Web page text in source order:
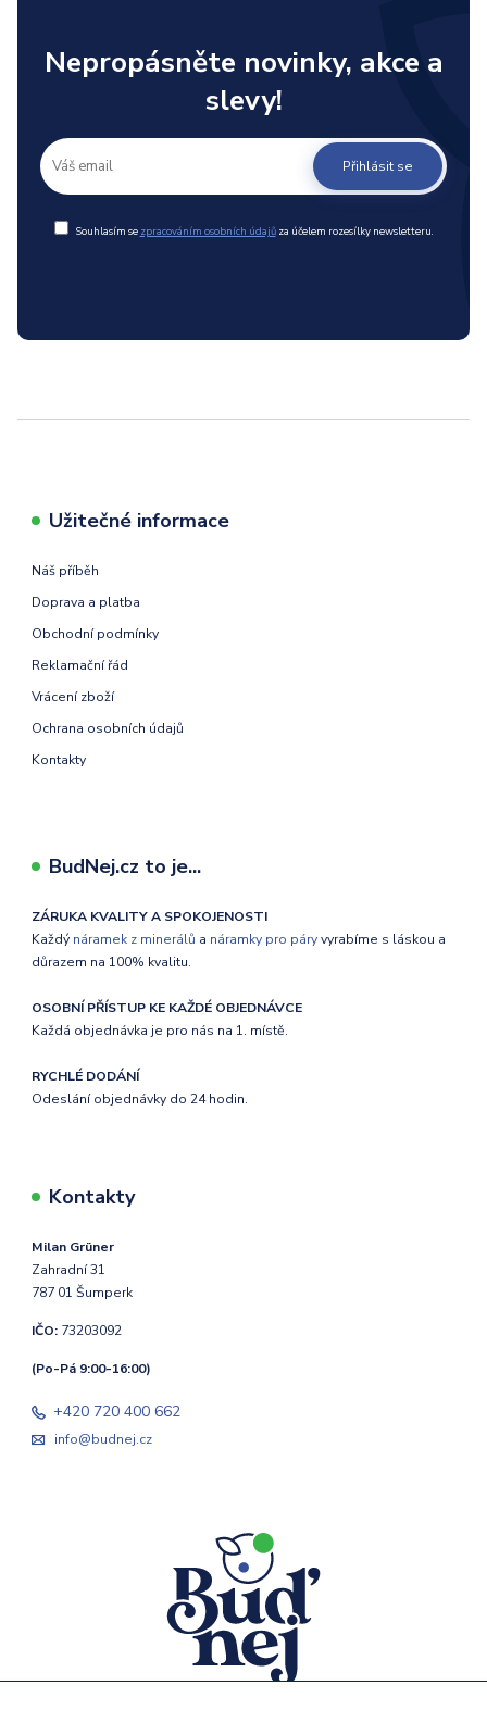
Nepropásněte novinky, akce a
slevy!
Přihlásit se
Souhlasím se zpracováním osobních údajůza účelem rozesílky newsletteru.
Užitečné informace
Náš příběh
Doprava a platba
Obchodní podmínky
Reklamační řád
Vrácení zboží
Ochrana osobních údajů
Kontakty
BudNej.cz to je...
ZÁRUKA KVALITY A SPOKOJENOSTI
Každý náramek z minerálů a náramky pro páryvyrabíme s láskou a
důrazem na 100% kvalitu.
OSOBNÍ PŘÍSTUP KE KAŽDÉ OBJEDNÁVCE
Každá objednávka je pro nás na 1. místě.
RYCHLÉ DODÁNÍ
Odeslání objednávky do 24 hodin.
Kontakty
Milan Grüner
Zahradní 31
787 01 Šumperk
IČO: 73203092
(Po-Pá 9:00-16:00)
+420 720 400 662
info@budnej.cz